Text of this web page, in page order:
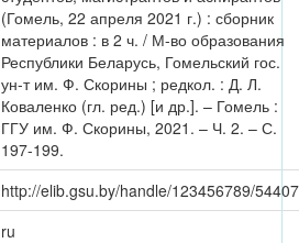
(Гомель, 22 апреля 2021 г.) : сборник
материалов : в 2 ч. / М-во образования
Республики Беларусь, Гомельский гос.
ун-т им. Ф. Скорины ; редкол. : Д. Л.
Коваленко (гл. ред.) [и др.]. – Гомель :
ГГУ им. Ф. Скорины, 2021. – Ч. 2. – С.
197-199.
http://elib.gsu.by/handle/123456789/54407
ru